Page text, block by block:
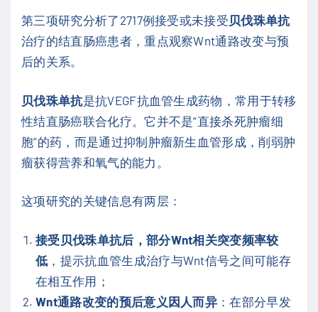
第三项研究分析了2717例接受或未接受 贝伐珠单抗
治疗的结直肠癌患者，重点观察Wnt通路改变与预
后的关系。
贝伐珠单抗是抗VEGF抗血管生成药物，常用于转移
性结直肠癌联合化疗。它并不是“直接杀死肿瘤细
胞”的药，而是通过抑制肿瘤新生血管形成，削弱肿
瘤获得营养和氧气的能力。
这项研究的关键信息有两层：
接受贝伐珠单抗后，部分Wnt相关突变频率较
低 ，提示抗血管生成治疗与Wnt信号之间可能存
在相互作用；
Wnt通路改变的预后意义因人而异 ：在部分早发